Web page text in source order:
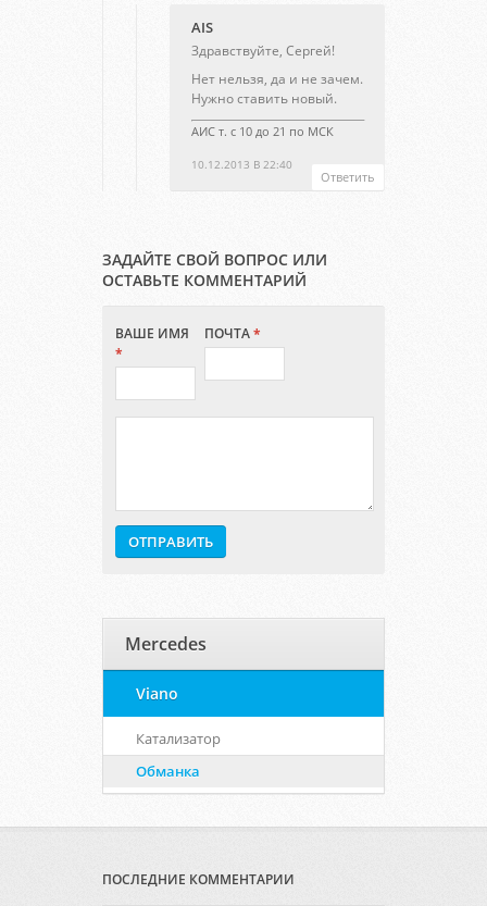
AIS
10.12.2013 В 22:40
Здравствуйте, Сергей!
Нет нельзя, да и не зачем.
Нужно ставить новый.
АИС т. с 10 до 21 по МСК
Ответить
ЗАДАЙТЕ СВОЙ ВОПРОС ИЛИ
ОСТАВЬТЕ КОММЕНТАРИЙ
ВАШЕ ИМЯ
*
ПОЧТА*
Mercedes
Viano
Катализатор
Обманка
ПОСЛЕДНИЕ КОММЕНТАРИИ